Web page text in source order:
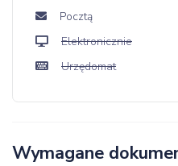
Pocztą
Elektronicznie
Urzędomat
Wymagane